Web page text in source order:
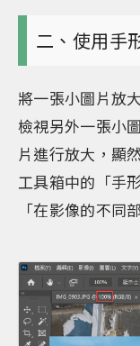
二、使用手
將一張小圖片放
檢視另外一張小
片進行放大，顯
工具箱中的「手
「在影像的不同